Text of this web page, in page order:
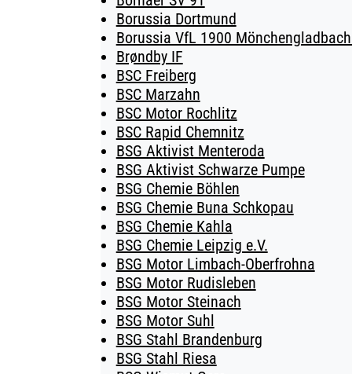
Borussia Dortmund
Borussia VfL 1900 Mönchengladbach
Brøndby IF
BSC Freiberg
BSC Marzahn
BSC Motor Rochlitz
BSC Rapid Chemnitz
BSG Aktivist Menteroda
BSG Aktivist Schwarze Pumpe
BSG Chemie Böhlen
BSG Chemie Buna Schkopau
BSG Chemie Kahla
BSG Chemie Leipzig e.V.
BSG Motor Limbach-Oberfrohna
BSG Motor Rudisleben
BSG Motor Steinach
BSG Motor Suhl
BSG Stahl Brandenburg
BSG Stahl Riesa